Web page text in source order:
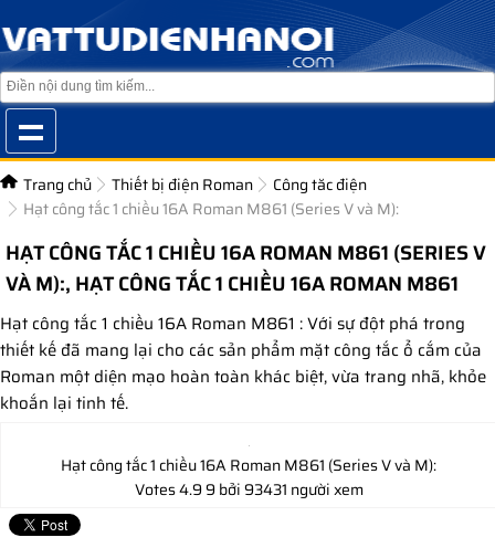
Trang chủ Thiết bị điện Roman
Công tăc điện
Hạt công tắc 1 chiều 16A Roman M861 (Series V và M):
HẠT CÔNG TẮC 1 CHIỀU 16A ROMAN M861 (SERIES V
VÀ M):, HẠT CÔNG TẮC 1 CHIỀU 16A ROMAN M861
Hạt công tắc 1 chiều 16A Roman M861 : Với sự đột phá trong
thiết kế đã mang lại cho các sản phẩm mặt công tắc ổ cắm của
Roman một diện mạo hoàn toàn khác biệt, vừa trang nhã, khỏe
khoắn lại tinh tế.
Hạt công tắc 1 chiều 16A Roman M861 (Series V và M):
Votes4.99bởi 93431 người xem